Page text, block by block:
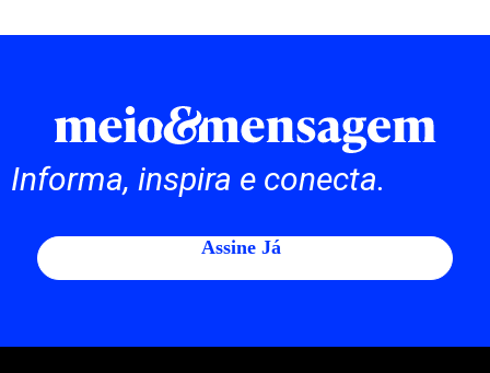
Informa, inspira e conecta.
Assine Já